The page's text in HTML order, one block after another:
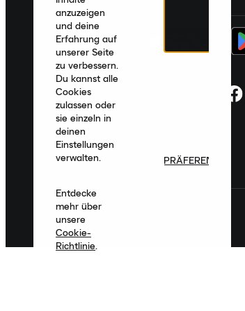
anzuzeigen
und deine
Erfahrung auf
unserer Seite
zu verbessern.
Du kannst alle
Cookies
zulassen oder
sie einzeln in
deinen
Einstellungen
verwalten.
Entdecke
mehr über
unsere
Cookie-
Richtlinie.
PRÄFERENZEN